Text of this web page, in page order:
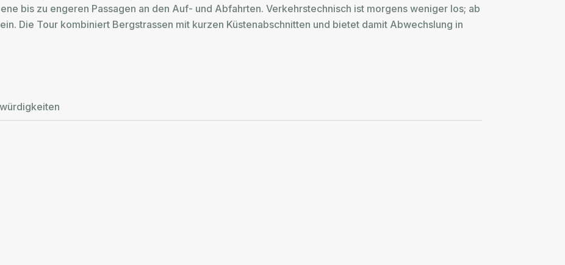
bis zu engeren Passagen an den Auf- und Abfahrten. Verkehrstechnisch ist morgens weniger los; ab
Die Tour kombiniert Bergstrassen mit kurzen Küstenabschnitten und bietet damit Abwechslung in